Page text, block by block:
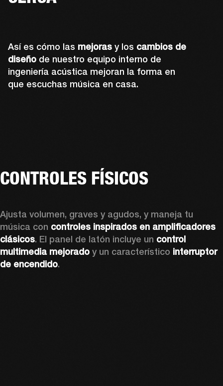
Así es cómo las mejoras y los cambios de
diseño de nuestro equipo interno de
ingeniería acústica mejoran la forma en
que escuchas música en casa.
CONTROLES FÍSICOS
Ajusta volumen, graves y agudos, y maneja tu
música con controles inspirados en amplificadores
clásicos. El panel de latón incluye un control
multimedia mejorado y un característico interruptor
de encendido.